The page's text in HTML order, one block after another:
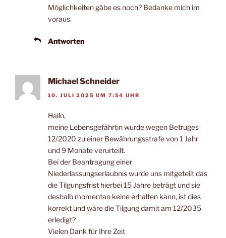
Möglichkeiten gäbe es noch? Bedanke mich im
voraus.
Antworten
Michael Schneider
10. JULI 2025 UM 7:54 UHR
Hallo,
meine Lebensgefährtin wurde wegen Betruges
12/2020 zu einer Bewährungsstrafe von 1 Jahr
und 9 Monate verurteilt.
Bei der Beantragung einer
Niederlassungserlaubnis wurde uns mitgeteilt das
die Tilgungsfrist hierbei 15 Jahre beträgt und sie
deshalb momentan keine erhalten kann, ist dies
korrekt und wäre die Tilgung damit am 12/2035
erledigt?
Vielen Dank für Ihre Zeit